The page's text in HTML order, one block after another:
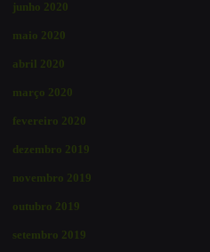
junho 2020
maio 2020
abril 2020
março 2020
fevereiro 2020
dezembro 2019
novembro 2019
outubro 2019
setembro 2019